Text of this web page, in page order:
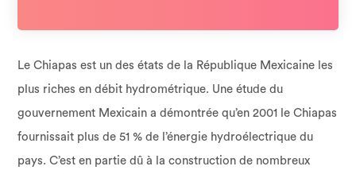
Le Chiapas est un des états de la République Mexicaine les
plus riches en débit hydrométrique. Une étude du
gouvernement Mexicain a démontrée qu’en 2001 le Chiapas
fournissait plus de 51 % de l’énergie hydroélectrique du
pays. C’est en partie dû à la construction de nombreux